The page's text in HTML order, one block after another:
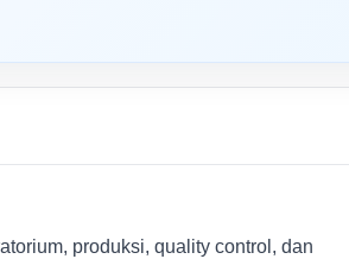
produksi, quality control, dan